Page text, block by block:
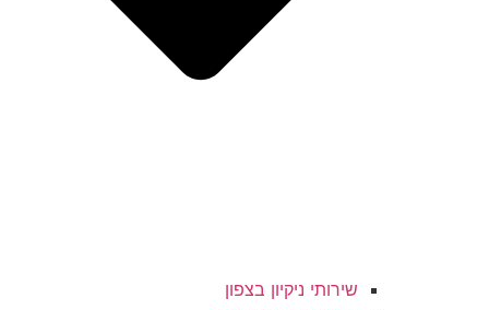
שירותי ניקיון בצפון